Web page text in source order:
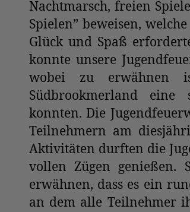
Nachtmarsch, freien
Spielen” beweisen,
Glück und Spaß
konnte unsere
wobei zu erwähnen
Südbrookmerland eine
konnten. Die
Teilnehmern am
Aktivitäten durften die
vollen Zügen genießen.
erwähnen, dass es ein
an dem alle Teilnehmer